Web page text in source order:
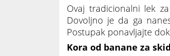
Ovaj tradicionalni lek
Dovoljno je da ga
Postupak ponavljajte
Kora od banane za